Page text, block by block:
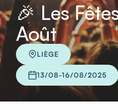
🎉 Les
Août
LIÈGE
13/08-16/08/2025